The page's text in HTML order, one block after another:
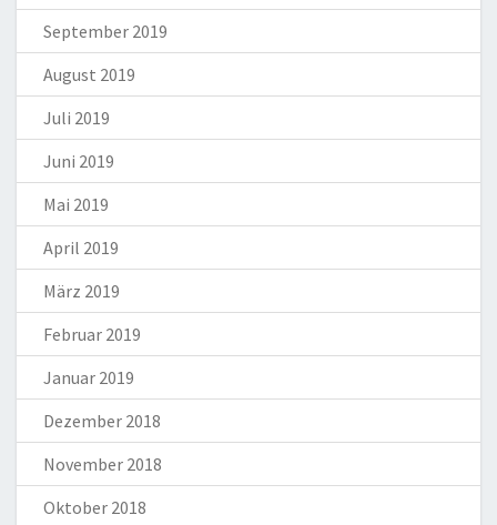
September 2019
August 2019
Juli 2019
Juni 2019
Mai 2019
April 2019
März 2019
Februar 2019
Januar 2019
Dezember 2018
November 2018
Oktober 2018